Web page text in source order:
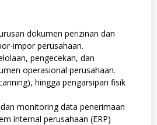
dokumen perizinan dan
impor perusahaan.
pengecekan, dan
operasional perusahaan.
hingga pengarsipan fisik
monitoring data penerimaan
internal perusahaan (ERP)